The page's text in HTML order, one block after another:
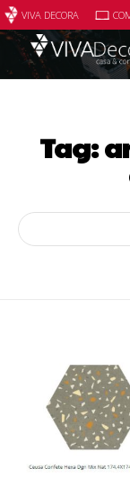
VIVA DECORA
Tag: